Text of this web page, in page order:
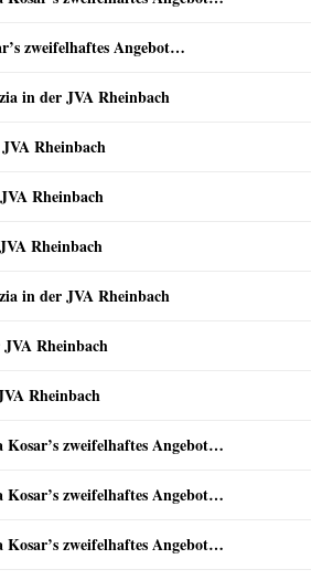
zweifelhaftes Angebot…
in der JVA Rheinbach
Rheinbach
Rheinbach
Rheinbach
in der JVA Rheinbach
Rheinbach
Rheinbach
Kosar’s zweifelhaftes Angebot…
Kosar’s zweifelhaftes Angebot…
Kosar’s zweifelhaftes Angebot…